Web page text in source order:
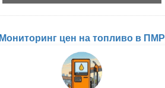
Мониторинг цен на топливо в ПМР